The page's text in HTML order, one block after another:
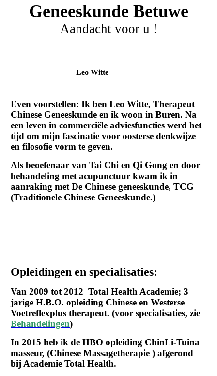
Geneeskunde Betuwe
Aandacht voor u !
Leo Witte
Even voorstellen: Ik ben Leo Witte, Therapeut
Chinese Geneeskunde en ik woon in Buren. Na
een leven in commerciële adviesfuncties werd het
tijd om mijn fascinatie voor oosterse denkwijze
en filosofie vorm te geven.
Als beoefenaar van Tai Chi en Qi Gong en door
behandeling met acupunctuur kwam ik in
aanraking met De Chinese geneeskunde, TCG
(Traditionele Chinese Geneeskunde.)
Opleidingen en specialisaties:
Van 2009 tot 2012 Total Health Academie; 3
jarige H.B.O. opleiding Chinese en Westerse
Voetreflexplus therapeut. (voor specialisaties, zie
Behandelingen)
In 2015 heb ik de HBO opleiding ChinLi-Tuina
masseur, (Chinese Massagetherapie ) afgerond
bij Academie Total Health.